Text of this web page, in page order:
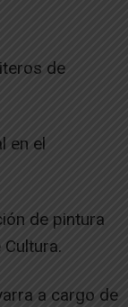
de
en el
de pintura
a cargo de